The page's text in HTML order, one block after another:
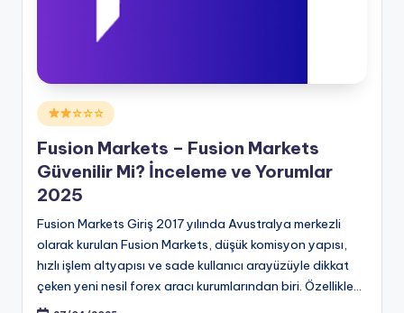
Posted
in
☆☆☆
Fusion Markets – Fusion Markets
Güvenilir Mi? İnceleme ve Yorumlar
2025
Fusion Markets Giriş 2017 yılında Avustralya merkezli
olarak kurulan Fusion Markets, düşük komisyon yapısı,
hızlı işlem altyapısı ve sade kullanıcı arayüzüyle dikkat
çeken yeni nesil forex aracı kurumlarından biri. Özellikle…